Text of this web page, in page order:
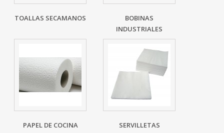
TOALLAS SECAMANOS
BOBINAS
INDUSTRIALES
PAPEL DE COCINA SERVILLETAS